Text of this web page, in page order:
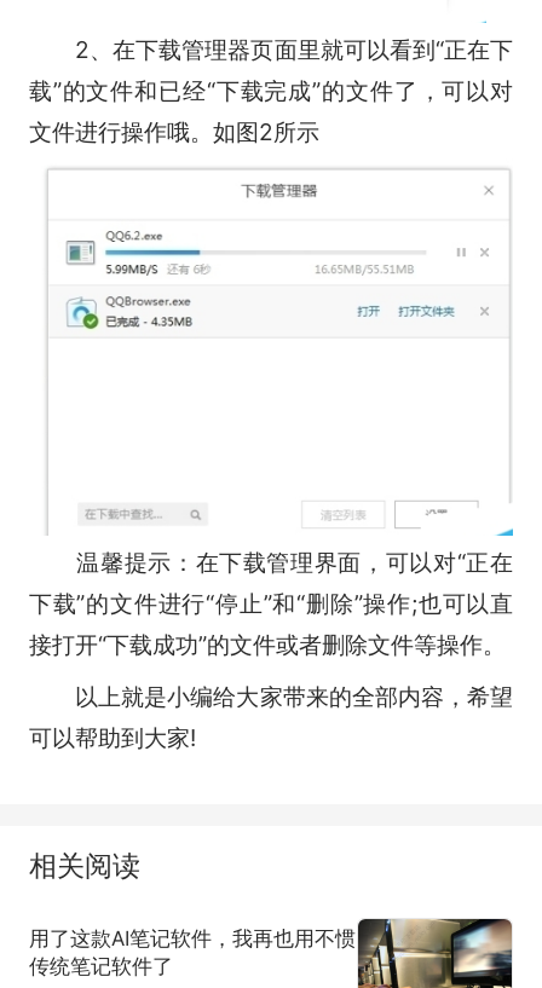
2、在下载管理器页面里就可以看到“正在下
载”的文件和已经“下载完成”的文件了，可以对
文件进行操作哦。如图2所示
温馨提示：在下载管理界面，可以对“正在
下载”的文件进行“停止”和“删除”操作;也可以直
接打开“下载成功”的文件或者删除文件等操作。
以上就是小编给大家带来的全部内容，希望
可以帮助到大家!
相关阅读
用了这款AI笔记软件，我再也用不惯
传统笔记软件了